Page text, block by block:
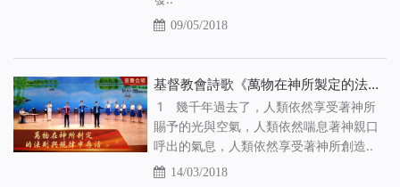
09/05/2018
基督教會詩歌《萬物在神所製定的法則與規律中存活》
1 幾千年過去了，人類依然享受著神所
賜予的光與空氣，人類依然喘息著神親口
呼出的氣息，人類依然享受著神所創造..
14/03/2018